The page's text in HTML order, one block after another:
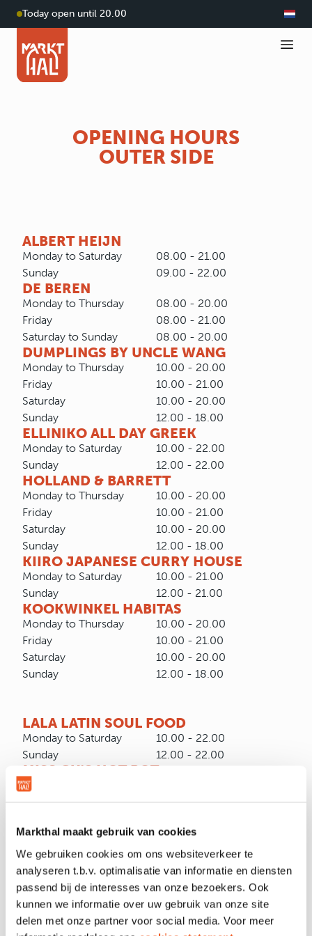
Markthal maakt gebruik van cookies
We gebruiken cookies om ons websiteverkeer te
analyseren t.b.v. optimalisatie van informatie en diensten
passend bij de interesses van onze bezoekers. Ook
kunnen we informatie over uw gebruik van onze site
delen met onze partner voor social media. Voor meer
Today open until 20.00
OPENING HOURS
OUTER SIDE
ALBERT HEIJN
Monday to Saturday
08.00 - 21.00
Sunday
09.00 - 22.00
DE BEREN
Monday to Thursday
08.00 - 20.00
Friday
08.00 - 21.00
Saturday to Sunday
08.00 - 20.00
DUMPLINGS BY UNCLE WANG
Monday to Thursday
10.00 - 20.00
Friday
10.00 - 21.00
Saturday
10.00 - 20.00
Sunday
12.00 - 18.00
ELLINIKO ALL DAY GREEK
Monday to Saturday
10.00 - 22.00
Sunday
12.00 - 22.00
HOLLAND & BARRETT
Monday to Thursday
10.00 - 20.00
Friday
10.00 - 21.00
Saturday
10.00 - 20.00
Sunday
12.00 - 18.00
KIIRO JAPANESE CURRY HOUSE
Monday to Saturday
10.00 - 21.00
Sunday
12.00 - 21.00
KOOKWINKEL HABITAS
Monday to Thursday
10.00 - 20.00
Friday
10.00 - 21.00
Saturday
10.00 - 20.00
Sunday
12.00 - 18.00
LALA LATIN SOUL FOOD
Monday to Saturday
10.00 - 22.00
Sunday
12.00 - 22.00
MISS GU'S HOT POT
Monday to Saturday
Monday to Saturday
10.00 - 22.00
Sunday
12.00 - 22.00
SOJU BAR
Monday to Thursday
10.00 - 23.00
Friday to Saturday
10.00 - 00.00
Sunday
12.00 - 23.00
SUMO